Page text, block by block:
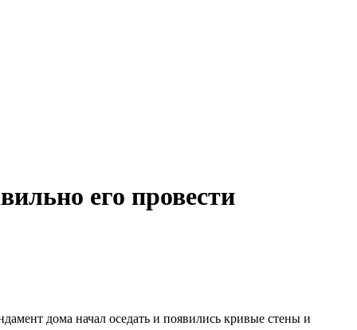
его провести
дома начал оседать и появились кривые стены и